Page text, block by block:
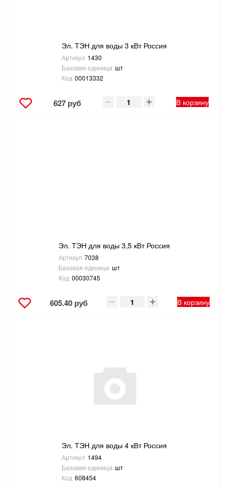
Эл. ТЭН для воды 3 кВт Россия
Артикул 1430
Базовая единица шт
Код 00013332
627 руб В корзину
Эл. ТЭН для воды 3,5 кВт Россия
Артикул 7038
Базовая единица шт
Код 00030745
605.40 руб В корзину
Эл. ТЭН для воды 4 кВт Россия
Артикул 1494
Базовая единица шт
Код 608454